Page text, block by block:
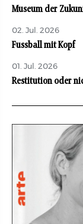
Museum der
02. Jul. 2026
Fussball mit Kopf
01. Jul. 2026
Restitution oder